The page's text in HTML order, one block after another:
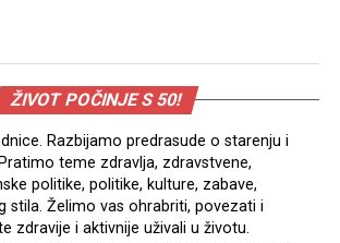
ŽIVOT POČINJE S 50!
Razbijamo predrasude o starenju i
teme zdravlja, zdravstvene,
politike, politike, kulture, zabave,
stila. Želimo vas ohrabriti, povezati i
zdravije i aktivnije uživali u životu.